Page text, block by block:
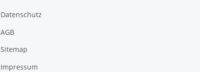
Datenschutz
AGB
Sitemap
Impressum